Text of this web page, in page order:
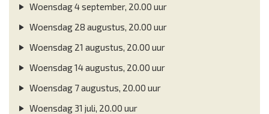
Woensdag 4 september, 20.00 uur
Woensdag 28 augustus, 20.00 uur
Woensdag 21 augustus, 20.00 uur
Woensdag 14 augustus, 20.00 uur
Woensdag 7 augustus, 20.00 uur
Woensdag 31 juli, 20.00 uur